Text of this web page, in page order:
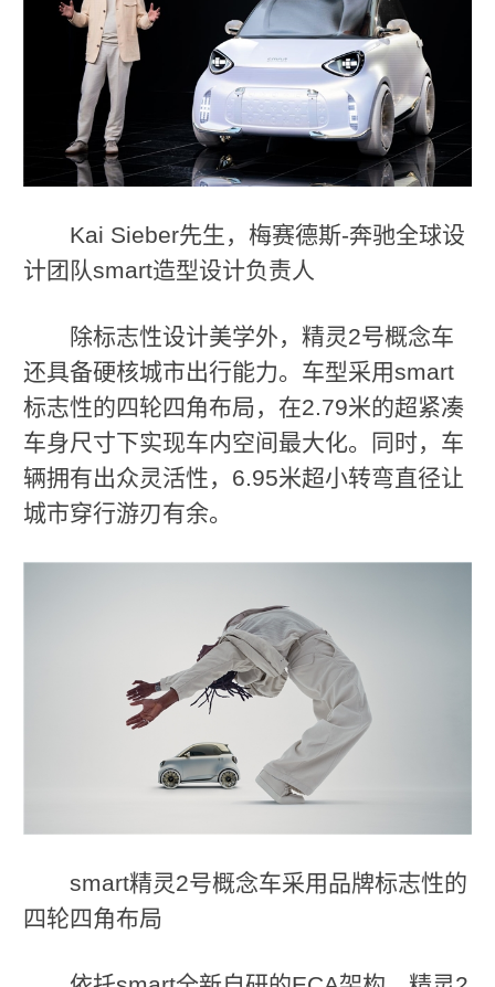
Kai Sieber先生，梅赛德斯-奔驰全球设
计团队smart造型设计负责人
除标志性设计美学外，精灵2号概念车
还具备硬核城市出行能力。车型采用smart
标志性的四轮四角布局，在2.79米的超紧凑
车身尺寸下实现车内空间最大化。同时，车
辆拥有出众灵活性，6.95米超小转弯直径让
城市穿行游刃有余。
smart精灵2号概念车采用品牌标志性的
四轮四角布局